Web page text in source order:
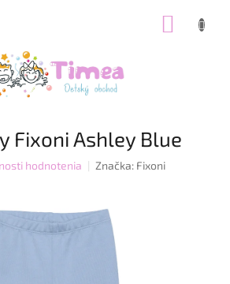
Fixoni Ashley Blue
hodnotenia Značka: Fixoni